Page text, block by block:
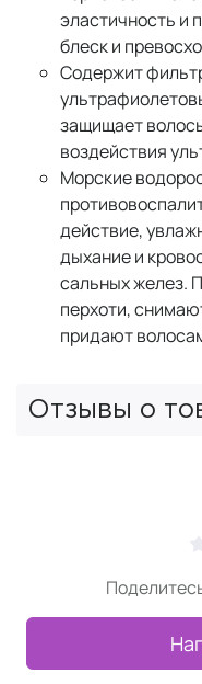
эластичность и
блеск и
Содержит
защищает
воздействия
Морские
действие,
дыхание и
сальных желез.
перхоти,
придают
Отзывы о